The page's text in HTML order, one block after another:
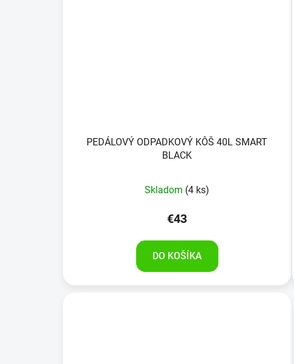
PEDÁLOVÝ ODPADKOVÝ KÔŠ 40L SMART
BLACK
Skladom (4 ks)
€43
DO KOŠÍKA